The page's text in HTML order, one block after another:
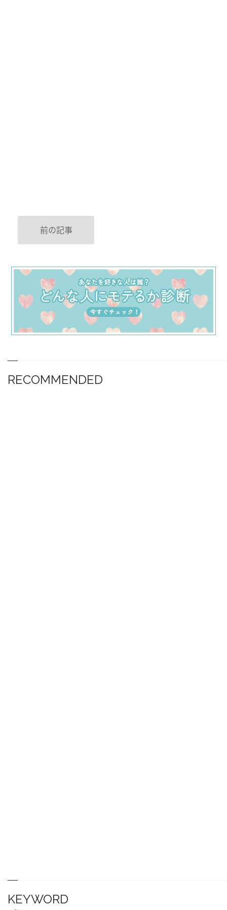
前の記事
RECOMMENDED
KEYWORD